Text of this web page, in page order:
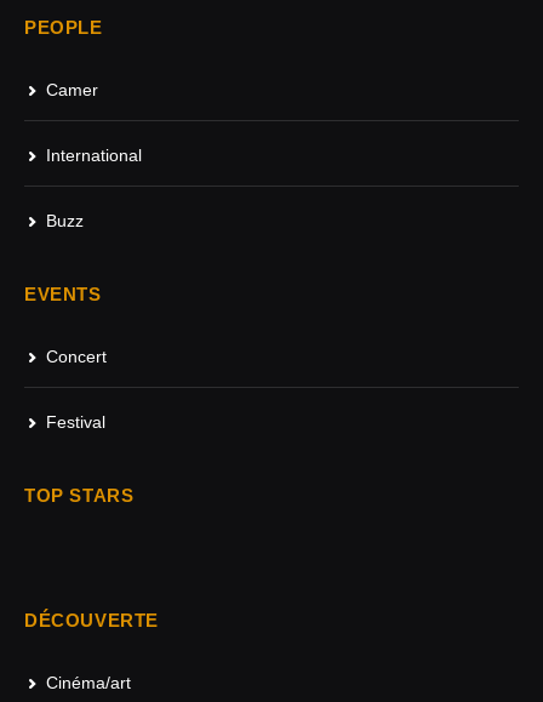
PEOPLE
Camer
International
Buzz
EVENTS
Concert
Festival
TOP STARS
DÉCOUVERTE
Cinéma/art